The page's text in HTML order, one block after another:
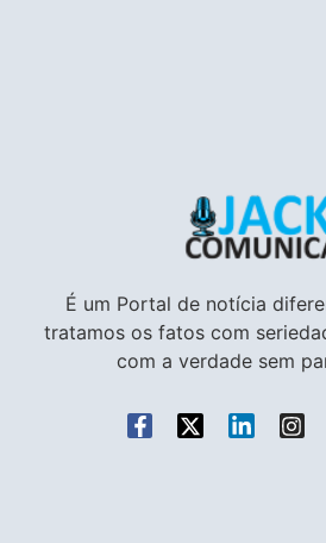
É um Portal de notícia
tratamos os fatos com
com a verdade sem